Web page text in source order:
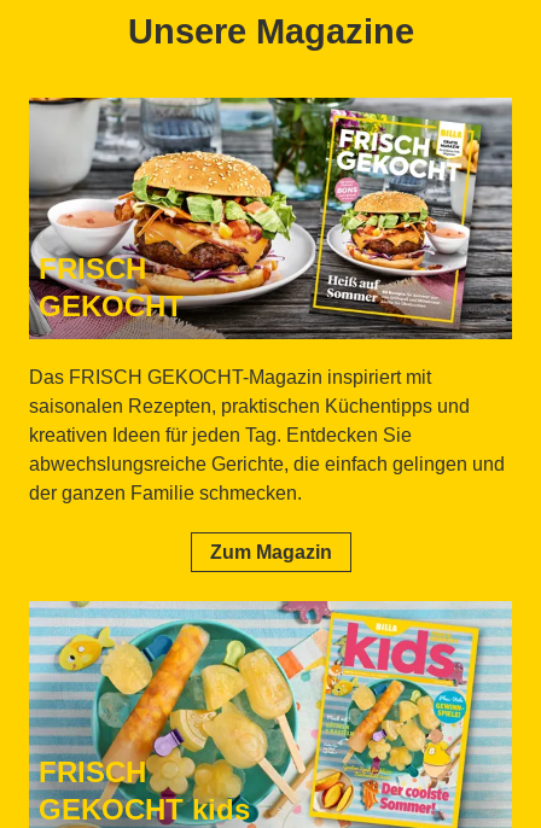
Unsere Magazine
FRISCH
GEKOCHT
Das FRISCH GEKOCHT-Magazin inspiriert mit
saisonalen Rezepten, praktischen Küchentipps und
kreativen Ideen für jeden Tag. Entdecken Sie
abwechslungsreiche Gerichte, die einfach gelingen und
der ganzen Familie schmecken.
Zum Magazin
FRISCH
GEKOCHT kids